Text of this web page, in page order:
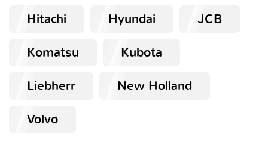
Hitachi
Hyundai
JCB
Komatsu
Kubota
Liebherr
New Holland
Volvo